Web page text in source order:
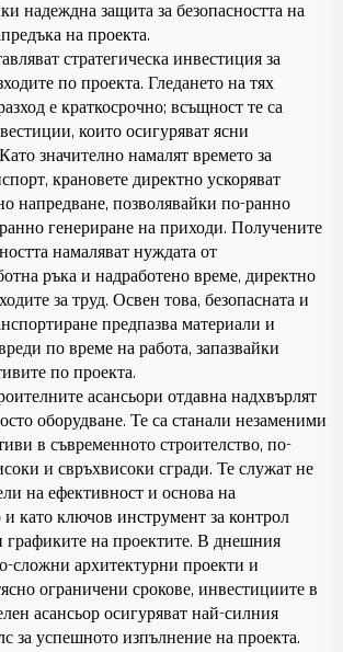
надеждна защита за безопасността на
на проекта.
стратегическа инвестиция за
по проекта. Гледането на тях
е краткосрочно; всъщност те са
които осигуряват ясни
значително намалят времето за
крановете директно ускоряват
напредване, позволявайки по-ранно
генериране на приходи. Получените
намаляват нуждата от
ръка и надработено време, директно
за труд. Освен това, безопасната и
предпазва материали и
по време на работа, запазвайки
по проекта.
асансьори отдавна надхвърлят
оборудване. Те са станали незаменими
в съвременното строителство, по-
и свръхвисоки сгради. Те служат не
на ефективност и основа на
и като ключов инструмент за контрол
графиките на проектите. В днешния
сложни архитектурни проекти и
ограничени срокове, инвестициите в
асансьор осигуряват най-силния
за успешното изпълнение на проекта.